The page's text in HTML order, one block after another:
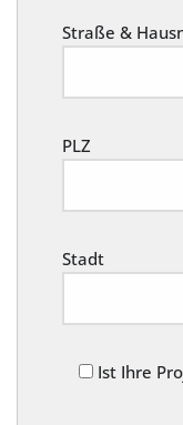
Straße &
PLZ
Stadt
Ist Ihre